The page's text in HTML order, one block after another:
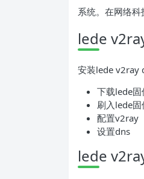
系统。在网络
lede
安装lede v2ray
下载lede固
刷入lede固
配置v2ray
设置dns
lede